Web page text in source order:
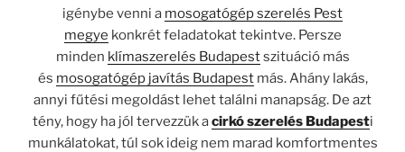
igénybe venni a mosogatógép szerelés Pest
megye konkrét feladatokat tekintve. Persze
minden klímaszerelés Budapestszituáció más
és mosogatógép javítás Budapestmás. Ahány lakás,
annyi fűtési megoldást lehet találni manapság. De azt
tény, hogy ha jól tervezzük acirkó szerelés Budapesti
munkálatokat, túl sok ideig nem marad komfortmentes